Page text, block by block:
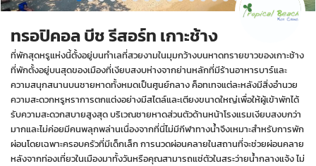
ทรอปิคอล บีช รีสอร์ท เกาะช้าง
ที่พักสุดหรูแห่งนี้ตั้งอยู่บนทำเลที่สวยงามในมุมกว้างบนหาดทรายขาวของเกาะช้าง
ที่พักตั้งอยู่บนสุดของเมืองที่เงียบสงบห่างจากย่านหลักที่มีร้านอาหารบาร์และ
ความสนุกสนานบนชายหาดทั้งหมดเป็นศูนย์กลาง ค็อทเทจแต่ละหลังมีสิ่งอำนวย
ความสะดวกหรูหราการตกแต่งอย่างมีสไตล์และเตียงขนาดใหญ่เพื่อให้ผู้เข้าพักได้
รับความสะดวกสบายสูงสุด บริเวณชายหาดส่วนตัวด้านหน้าโรงแรมเงียบสงบกว่า
มากและไม่ค่อยมีคนพลุกพล่านเนื่องจากที่นี่ไม่มีกีฬาทางน้ำจึงเหมาะสำหรับการพัก
ผ่อนโดยเฉพาะครอบครัวที่มีเด็กเล็ก การนวดผ่อนคลายในสถานที่จะช่วยผ่อนคลาย
หลังจากท่องเที่ยวในเมืองมาทั้งวันหรือคุณสามารถแช่ตัวในสระว่ายน้ำกลางแจ้ง ไม่